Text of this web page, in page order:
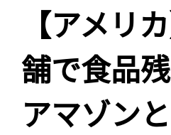
【アメリ
舗で食品
アマゾン